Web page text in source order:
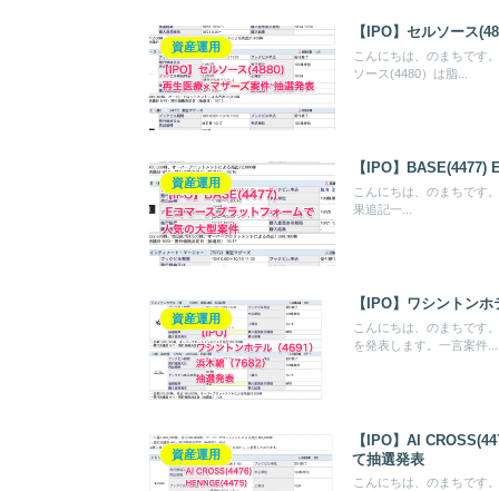
資産運用
【IPO】セルソース
こんにちは、のまちです
ソース(4480）は脂...
資産運用
【IPO】BASE(4477)
こんにちは、のまちです
果追記一...
資産運用
【IPO】ワシントン
こんにちは、のまちです
を発表します。一言案件...
資産運用
【IPO】AI
て抽選発表
こんにちは、のまちです